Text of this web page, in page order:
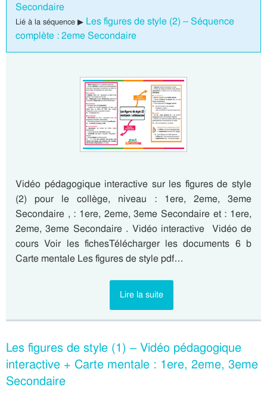
Secondaire
Lié à la séquence ▶ Les figures de style (2) – Séquence
complète : 2eme Secondaire
Vidéo pédagogique interactive sur les figures de style
(2) pour le collège, niveau : 1ere, 2eme, 3eme
Secondaire , : 1ere, 2eme, 3eme Secondaire et : 1ere,
2eme, 3eme Secondaire . Vidéo interactive Vidéo de
cours Voir les fichesTélécharger les documents 6 b
Carte mentale Les figures de style pdf…
Lire la suite
Les figures de style (1) – Vidéo pédagogique
interactive + Carte mentale : 1ere, 2eme, 3eme
Secondaire